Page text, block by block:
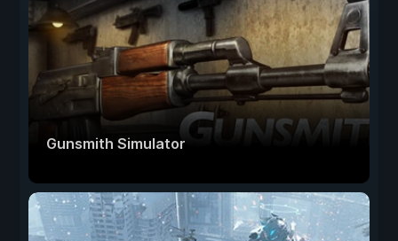
Gunsmith Simulator